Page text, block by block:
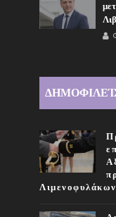
Λιμενοφυλάκων